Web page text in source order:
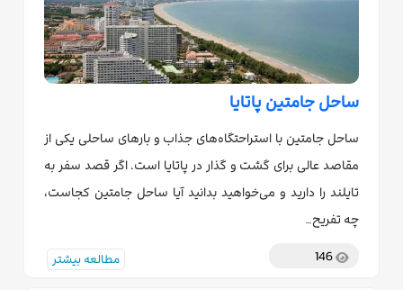
ساحل جامتین پاتایا
ساحل جامتین با استراحتگاه‌های جذاب و بارهای ساحلی یکی از
مقاصد عالی برای گشت و گذار در پاتایا است. اگر قصد سفر به
تایلند را دارید و می‌خواهید بدانید آیا ساحل جامتین کجاست،
چه تفریح…
مطالعه بیشتر